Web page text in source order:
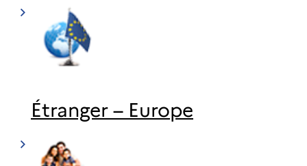
Étranger – Europe